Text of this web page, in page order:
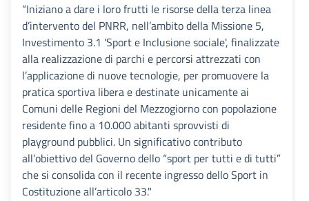
“Iniziano a dare i loro frutti le risorse della terza linea
d’intervento del PNRR, nell’ambito della Missione 5,
Investimento 3.1 'Sport e Inclusione sociale', finalizzate
alla realizzazione di parchi e percorsi attrezzati con
l’applicazione di nuove tecnologie, per promuovere la
pratica sportiva libera e destinate unicamente ai
Comuni delle Regioni del Mezzogiorno con popolazione
residente fino a 10.000 abitanti sprovvisti di
playground pubblici. Un significativo contributo
all’obiettivo del Governo dello “sport per tutti e di tutti”
che si consolida con il recente ingresso dello Sport in
Costituzione all’articolo 33."